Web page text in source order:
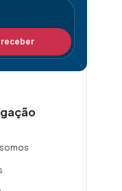
receber